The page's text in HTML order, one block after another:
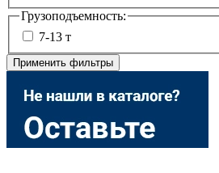
Грузоподъемность:
7-13 т
Применить фильтры